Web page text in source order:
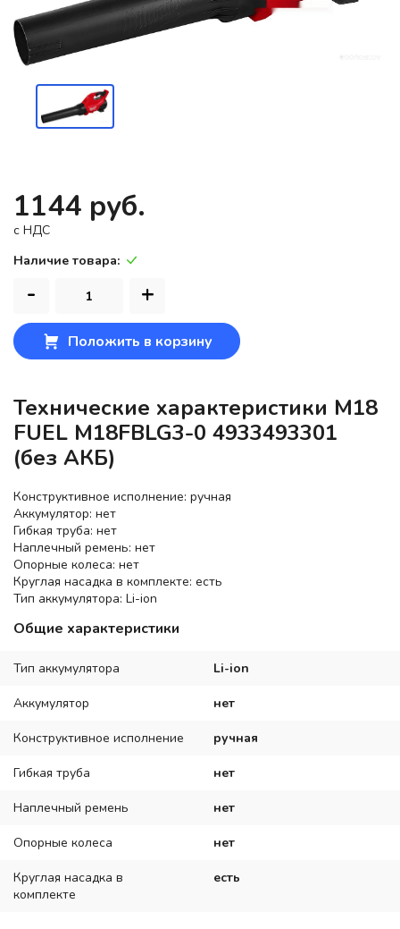
1144 руб.
c НДС
Наличие товара:
- +
Положить в корзину
Технические характеристики M18
FUEL M18FBLG3-0 4933493301
(без АКБ)
Конструктивное исполнение: ручная
Аккумулятор: нет
Гибкая труба: нет
Наплечный ремень: нет
Опорные колеса: нет
Круглая насадка в комплекте: есть
Тип аккумулятора: Li-ion
Общие характеристики
Тип аккумулятора Li-ion
Аккумулятор нет
Конструктивное исполнение ручная
Гибкая труба нет
Наплечный ремень нет
Опорные колеса нет
Круглая насадка в
комплекте
есть